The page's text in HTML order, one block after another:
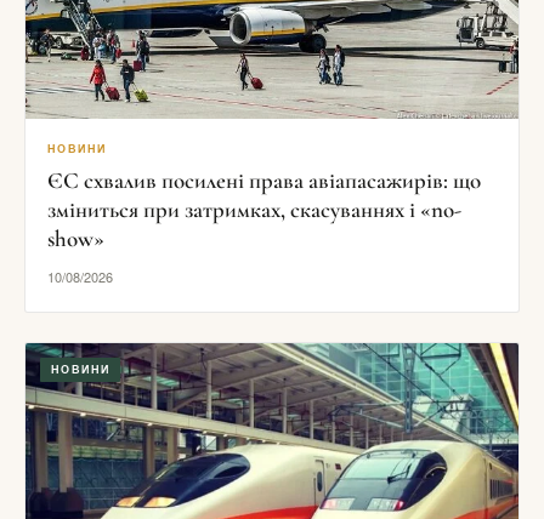
НОВИНИ
ЄС схвалив посилені права авіапасажирів: що
зміниться при затримках, скасуваннях і «no-
show»
10/08/2026
НОВИНИ